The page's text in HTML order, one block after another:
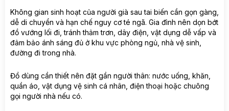
Không gian sinh hoạt của người già sau tai biến cần gọn gàng,
dễ di chuyển và hạn chế nguy cơ té ngã. Gia đình nên dọn bớt
đồ vướng lối đi, tránh thảm trơn, dây điện, vật dụng dễ vấp và
đảm bảo ánh sáng đủ ở khu vực phòng ngủ, nhà vệ sinh,
đường đi trong nhà.
Đồ dùng cần thiết nên đặt gần người thân: nước uống, khăn,
quần áo, vật dụng vệ sinh cá nhân, điện thoại hoặc chuông
gọi người nhà nếu có.